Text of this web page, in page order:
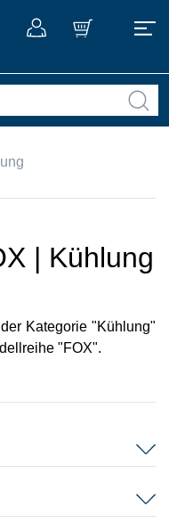
| Kühlung
Kategorie "Kühlung"
"FOX".